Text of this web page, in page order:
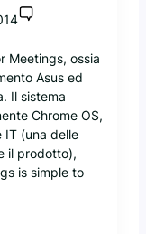
Meetings, ossia
Asus ed
Il sistema
Chrome OS,
IT (una delle
il prodotto),
is simple to